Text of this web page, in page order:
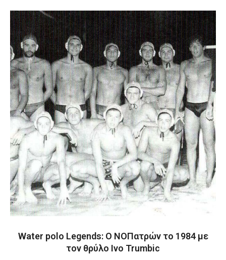
Water polo Legends: Ο ΝΟΠατρών το 1984 με
τον θρύλο Ivo Trumbic